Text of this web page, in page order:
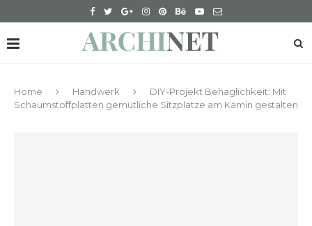
Home Handwerk
DIY-Projekt Behaglichkeit: Mit
Schaumstoffplatten gemütliche Sitzplätze am Kamin gestalten